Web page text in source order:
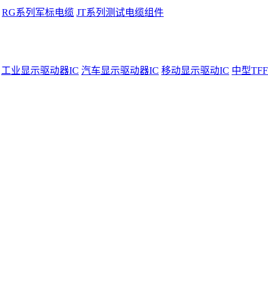
RG系列军标电缆 JT系列测试电缆组件
工业显示驱动器IC 汽车显示驱动器IC 移动显示驱动IC 中型